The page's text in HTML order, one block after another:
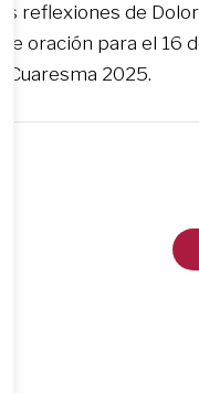
reflexiones de
oración para el 16
Cuaresma 2025.